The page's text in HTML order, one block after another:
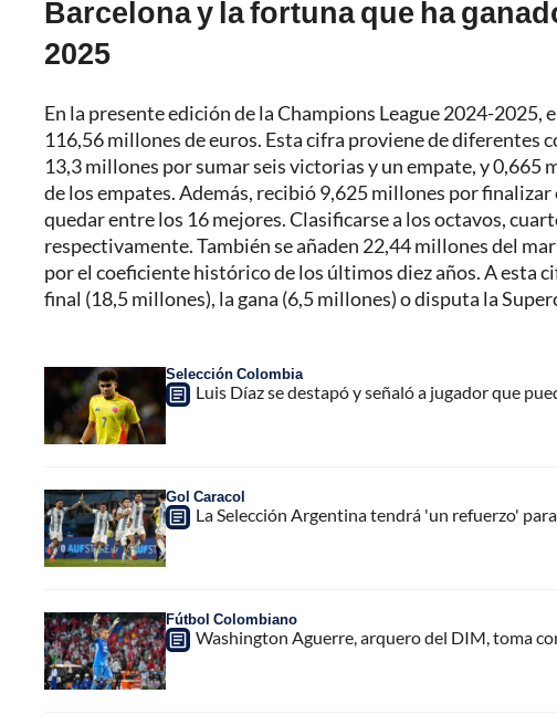
Barcelona y la fortuna que ha
2025
En la presente edición de la Champions League 2024-
116,56 millones de euros. Esta cifra proviene de diferentes
13,3 millones por sumar seis victorias y un empate, y
de los empates. Además, recibió 9,625 millones por
quedar entre los 16 mejores. Clasificarse a los octavos,
respectivamente. También se añaden 22,44 millones del
por el coeficiente histórico de los últimos diez años. A esta
final (18,5 millones), la gana (6,5 millones) o disputa la
Selección Colombia
Luis Díaz se destapó y señaló a jugador que
Gol Caracol
La Selección Argentina tendrá 'un refuerzo'
Fútbol Colombiano
Washington Aguerre, arquero del DIM, toma